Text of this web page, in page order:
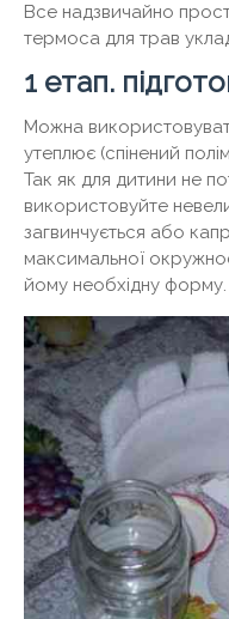
Все надзвичайно
термоса для трав
1 етап.
Можна
утеплює (спінений
Так як для дитини не
використовуйте
загвинчується або
максимальної
йому необхідну форму.